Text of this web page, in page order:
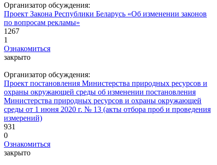
Организатор обсуждения:
Проект Закона Республики Беларусь «Об изменении законов
по вопросам рекламы»
1267
1
Ознакомиться
закрыто
Организатор обсуждения:
Проект постановления Министерства природных ресурсов и
охраны окружающей среды об изменении постановления
Министерства природных ресурсов и охраны окружающей
среды от 1 июня 2020 г. № 13 (акты отбора проб и проведения
измерений)
931
0
Ознакомиться
закрыто